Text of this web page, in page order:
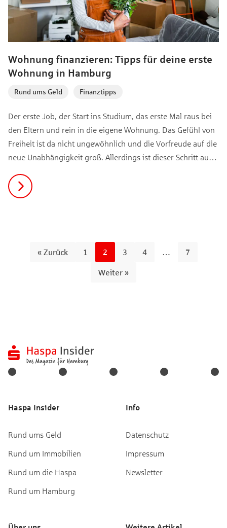
Wohnung finanzieren: Tipps für deine erste
Wohnung in Hamburg
Rund ums Geld Finanztipps
Der erste Job, der Start ins Studium, das erste Mal raus bei
den Eltern und rein in die eigene Wohnung. Das Gefühl von
Freiheit ist da nicht ungewöhnlich und die Vorfreude auf die
neue Unabhängigkeit groß. Allerdings ist dieser Schritt auch
dich, wie du deine ersten eigenen 4 Wände in Hamburg
bestmöglich finanzieren kannst und welche weiteren Punkte
« Zurück 1 2 3 4 … 7
Weiter »
Haspa Insider
Rund ums Geld
Rund um Immobilien
Rund um die Haspa
Rund um Hamburg
Info
Datenschutz
Impressum
Newsletter